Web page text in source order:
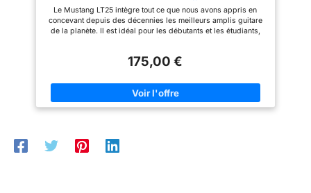
Fender envers l'excellence
brille dans l'amplificateur de
guitare Mustang LT25
Le Mustang LT25 intègre tout ce que nous avons appris en
concevant depuis des décennies les meilleurs amplis guitare
de la planète. Il est idéal pour les débutants et les étudiants,
des sons de guitare électrique. La chaîne de signal
haute qualité, permet d’obtenir des sons exceptionnels, ce qui
en fait un ampli idéal pour s’entraîner à la maison ou au bureau.
Amplificateur combo de 25 watts Un haut-parleur pour guitare
175,00 €